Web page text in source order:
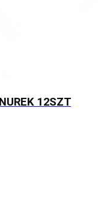
12SZT